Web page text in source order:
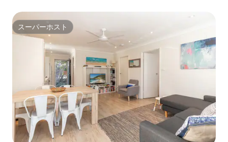
スーパーホスト
スーパーホスト